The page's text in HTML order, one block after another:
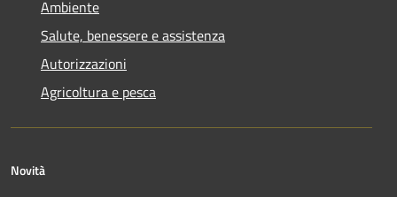
Ambiente
Salute, benessere e assistenza
Autorizzazioni
Agricoltura e pesca
Novità